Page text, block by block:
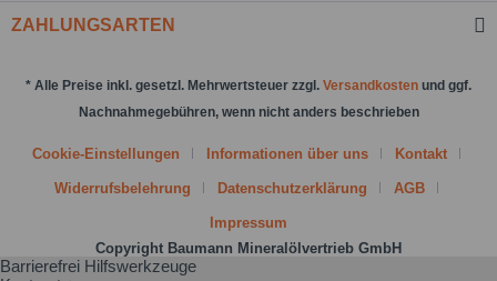
ZAHLUNGSARTEN
* Alle Preise inkl. gesetzl. Mehrwertsteuer zzgl. Versandkosten und ggf.
Nachnahmegebühren, wenn nicht anders beschrieben
Cookie-Einstellungen Informationen über uns Kontakt
Widerrufsbelehrung Datenschutzerklärung AGB
Impressum
Copyright Baumann Mineralölvertrieb GmbH
Barrierefrei Hilfswerkzeuge